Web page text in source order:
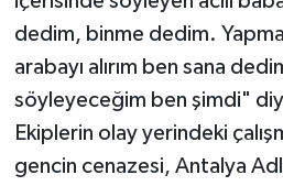
dedim, binme dedim.
arabayı alırım ben sana
söyleyeceğim ben şimdi"
Ekiplerin olay yerindeki
gencin cenazesi, Antalya